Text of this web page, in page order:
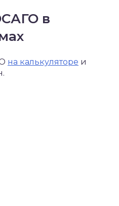
в
на калькуляторе и